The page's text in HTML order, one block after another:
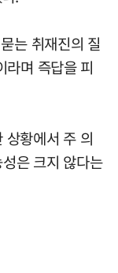
는 취재진의 질
며 즉답을 피
상황에서 주 의
은 크지 않다는